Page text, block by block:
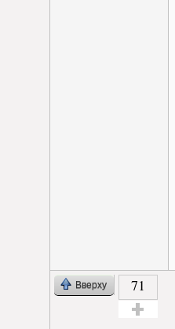
Вверху 71